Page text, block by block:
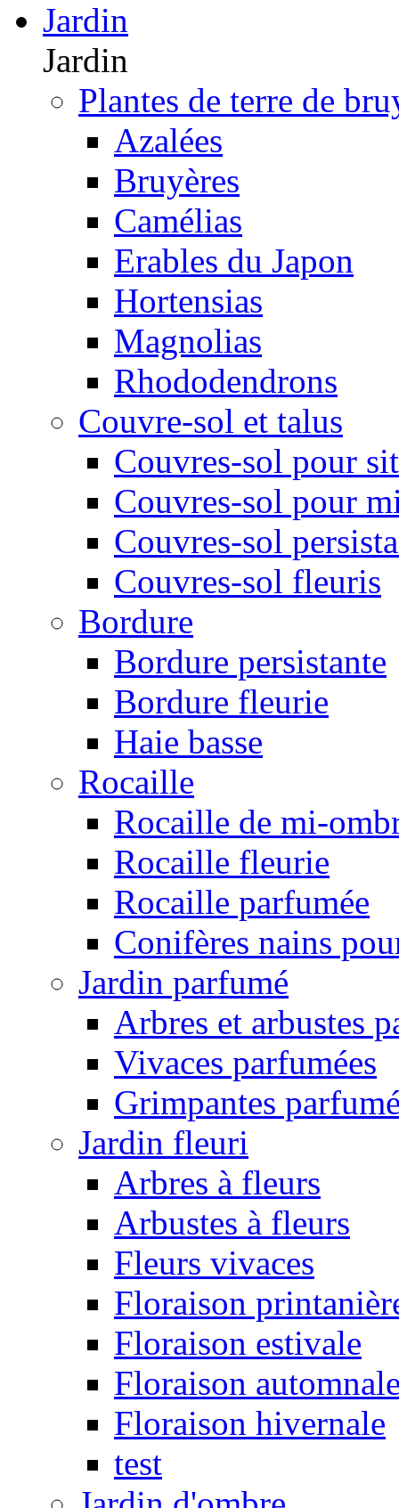
Jardin
Jardin
Plantes de terre de
Azalées
Bruyères
Camélias
Erables du Japon
Hortensias
Magnolias
Rhododendrons
Couvre-sol et talus
Couvres-sol pour
Couvres-sol pour
Couvres-sol
Couvres-sol fleuris
Bordure
Bordure persistante
Bordure fleurie
Haie basse
Rocaille
Rocaille de mi-
Rocaille fleurie
Rocaille parfumée
Conifères nains
Jardin parfumé
Arbres et arbustes
Vivaces parfumées
Grimpantes
Jardin fleuri
Arbres à fleurs
Arbustes à fleurs
Fleurs vivaces
Floraison
Floraison estivale
Floraison
Floraison hivernale
test